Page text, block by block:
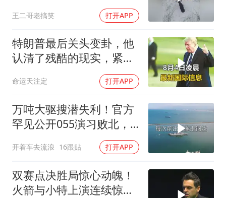
王二哥老搞笑 打开APP
特朗普最后关头变卦，他
认清了残酷的现实，紧急
命运天注定 打开APP
万吨大驱搜潜失利！官方
罕见公开055演习败北，
开着车去流浪 16跟贴 打开APP
双赛点决胜局惊心动魄！
火箭与小特上演连续惊险